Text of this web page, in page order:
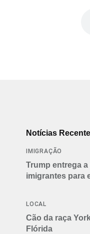
Notícias
IMIGRAÇÃO
Trump entrega
imigrantes para
LOCAL
Cão da raça
Flórida